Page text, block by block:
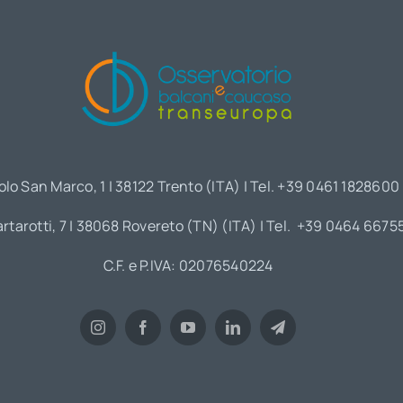
San Marco, 1 | 38122 Trento (ITA) | Tel. +39 0461 1828600
7 | 38068 Rovereto (TN) (ITA) | Tel. +39 0464
C.F. e P.IVA: 02076540224